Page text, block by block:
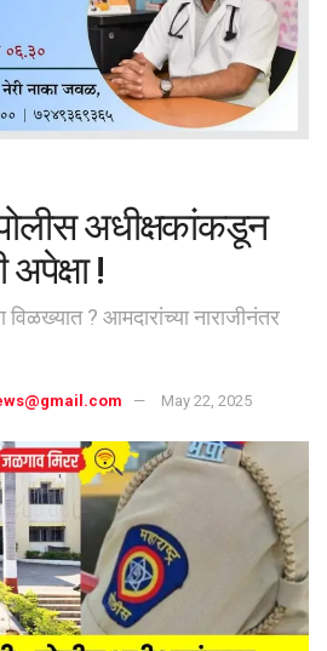
पोलीस अधीक्षकांकडून
!
? आमदारांच्या नाराजीनंतर
May 22, 2025